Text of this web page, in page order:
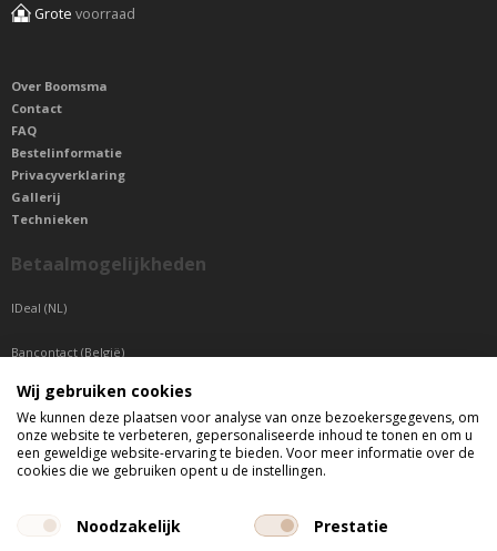
Grote voorraad
Over Boomsma
Contact
FAQ
Bestelinformatie
Privacyverklaring
Gallerij
Technieken
Betaalmogelijkheden
IDeal (NL)
Bancontact (België)
Sepa betaling (Overige landen)
Telefonisch bereikbaar
Wij gebruiken cookies
We kunnen deze plaatsen voor analyse van onze bezoekersgegevens, om
onze website te verbeteren, gepersonaliseerde inhoud te tonen en om u
een geweldige website-ervaring te bieden. Voor meer informatie over de
cookies die we gebruiken opent u de instellingen.
Noodzakelijk Prestatie